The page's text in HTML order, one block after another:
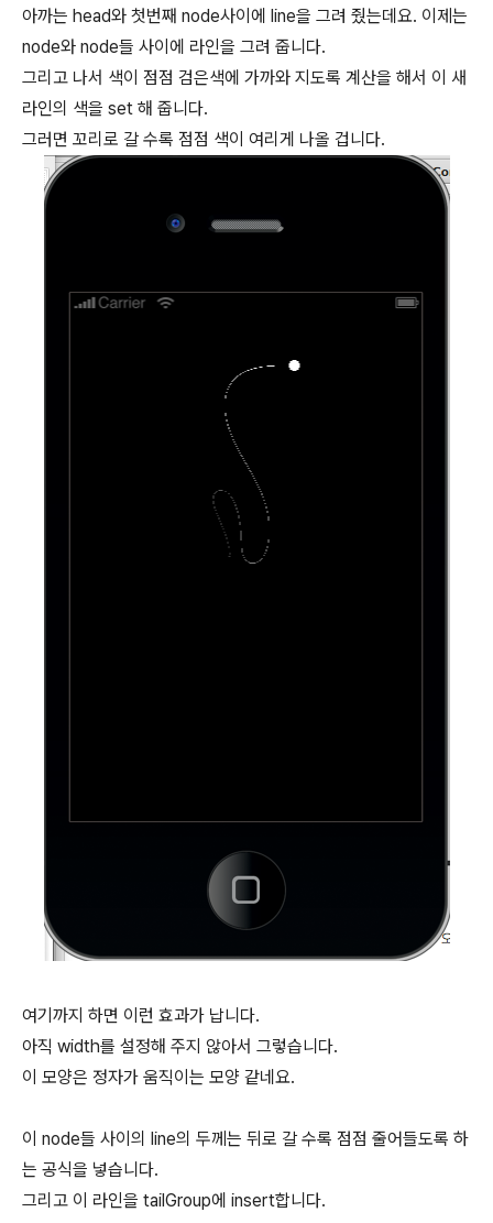
아까는 head와 첫번째 node사이에 line을 그려 줬는데요. 이제는
node와 node들 사이에 라인을 그려 줍니다.
그리고 나서 색이 점점 검은색에 가까와 지도록 계산을 해서 이 새
라인의 색을 set 해 줍니다.
그러면 꼬리로 갈 수록 점점 색이 여리게 나올 겁니다.
여기까지 하면 이런 효과가 납니다.
아직 width를 설정해 주지 않아서 그렇습니다.
이 모양은 정자가 움직이는 모양 같네요.
이 node들 사이의 line의 두께는 뒤로 갈 수록 점점 줄어들도록 하
는 공식을 넣습니다.
그리고 이 라인을 tailGroup에 insert합니다.